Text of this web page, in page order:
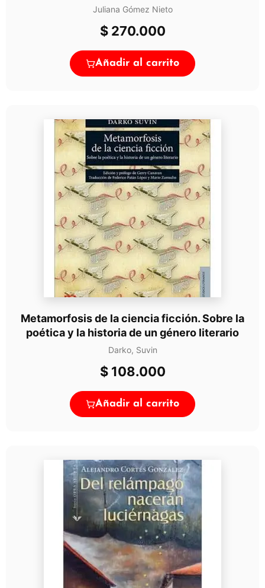
Juliana Gómez Nieto
$270.000
Añadir al carrito
Metamorfosis de la ciencia ficción. Sobre la
poética y la historia de un género literario
Darko, Suvin
$108.000
Añadir al carrito